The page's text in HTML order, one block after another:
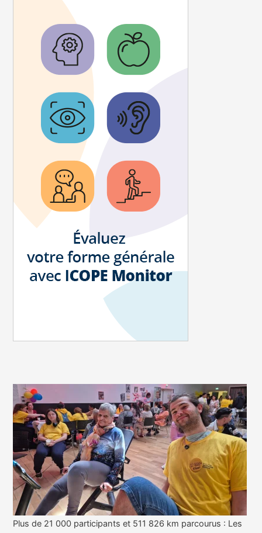
Plus de 21 000 participants et 511 826 km parcourus : Les